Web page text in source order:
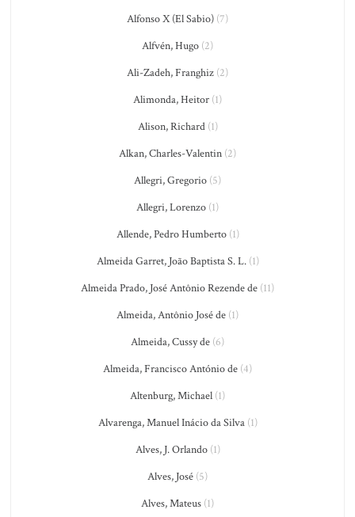
Alfonso X (El Sabio) (7)
Alfvén, Hugo (2)
Ali-Zadeh, Franghiz (2)
Alimonda, Heitor (1)
Alison, Richard(1)
Alkan, Charles-Valentin (2)
Allegri, Gregorio (5)
Allegri, Lorenzo (1)
Allende, Pedro Humberto(1)
Almeida Garret, João Baptista S. L.(1)
Almeida Prado, José Antônio Rezende de (11)
Almeida, Antônio José de (1)
Almeida, Cussy de (6)
Almeida, Francisco António de (4)
Altenburg, Michael (1)
Alvarenga, Manuel Inácio da Silva(1)
Alves, J. Orlando(1)
Alves, José (5)
Alves, Mateus (1)